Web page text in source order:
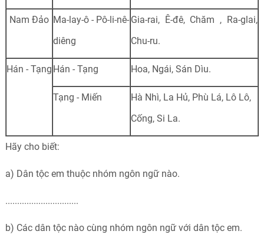
Nam Đảo Ma-lay-ô - Pô-li-nê-
diêng
Gia-rai, Ê-đê, Chăm , Ra-glai,
Chu-ru.
Hán - Tạng Hán - Tạng Hoa, Ngái, Sán Dìu.
Tạng - Miến
Hà Nhì, La Hủ, Phù Lá, Lô Lô,
Cống, Si La.
Hãy cho biết:
a) Dân tộc em thuộc nhóm ngôn ngữ nào.
...............................
b) Các dân tộc nào cùng nhóm ngôn ngữ với dân tộc em.